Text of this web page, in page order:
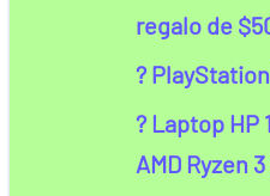
regalo de
?
? Laptop HP
AMD Ryzen